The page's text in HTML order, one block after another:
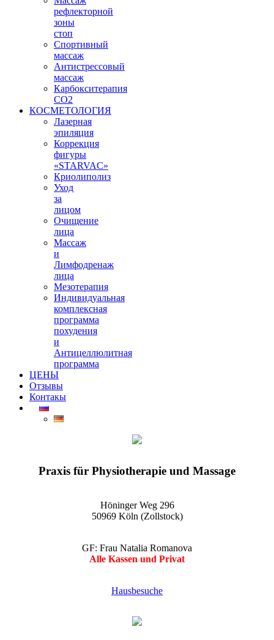
рефлекторной
зоны
стоп
Спортивный
массаж
Антистрессовый
массаж
Карбокситерапия
СО2
КОСМЕТОЛОГИЯ
Лазерная
эпиляция
Коррекция
фигуры
«STARVAС»
Криолиполиз
Уход
за
лицом
Очищение
лица
Массаж
и
Лимфодренаж
лица
Мезотерапия
Индивидуальная
комплексная
программа
похудения
и
Антицеллюлитная
программа
ЦЕНЫ
Отзывы
Контакы
Praxis für Physiotherapie und Massage
Höninger Weg 296
50969 Köln (Zollstock)
GF: Frau Natalia Romanova
Alle Kassen und Privat
Hausbesuche